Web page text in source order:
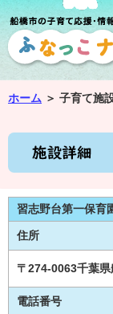
ホーム ＞ 子育て施
習志野台第一保育
住所
〒274-0063千葉
電話番号